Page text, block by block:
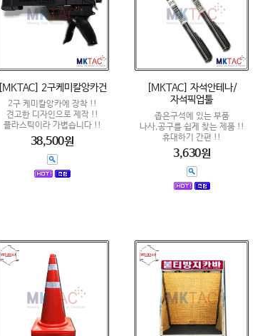
[MKTAC] 2구케미칼앙카건
2구 케미칼앙카에 장착 !!
견고한 디자인으로 제작 !!
플라스틱이라 가볍습니다 !!
38,500원
[MKTAC] 자석안테나/
자석픽업툴
좁은구석에 있는 부품
나사,공구를 쉽게 찾는 제품 !!
휴대하기 간편 !!
3,630원